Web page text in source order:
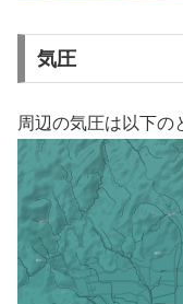
気圧
周辺の気圧は以下の